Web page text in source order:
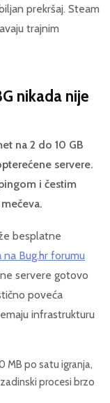
prekršaj. Steam
trajnim
nikada nije
na 2 do 10 GB
servere.
i čestim
besplatne
Bug.hr forumu
servere gotovo
poveća
infrastrukturu
MB po satu igranja,
procesi brzo